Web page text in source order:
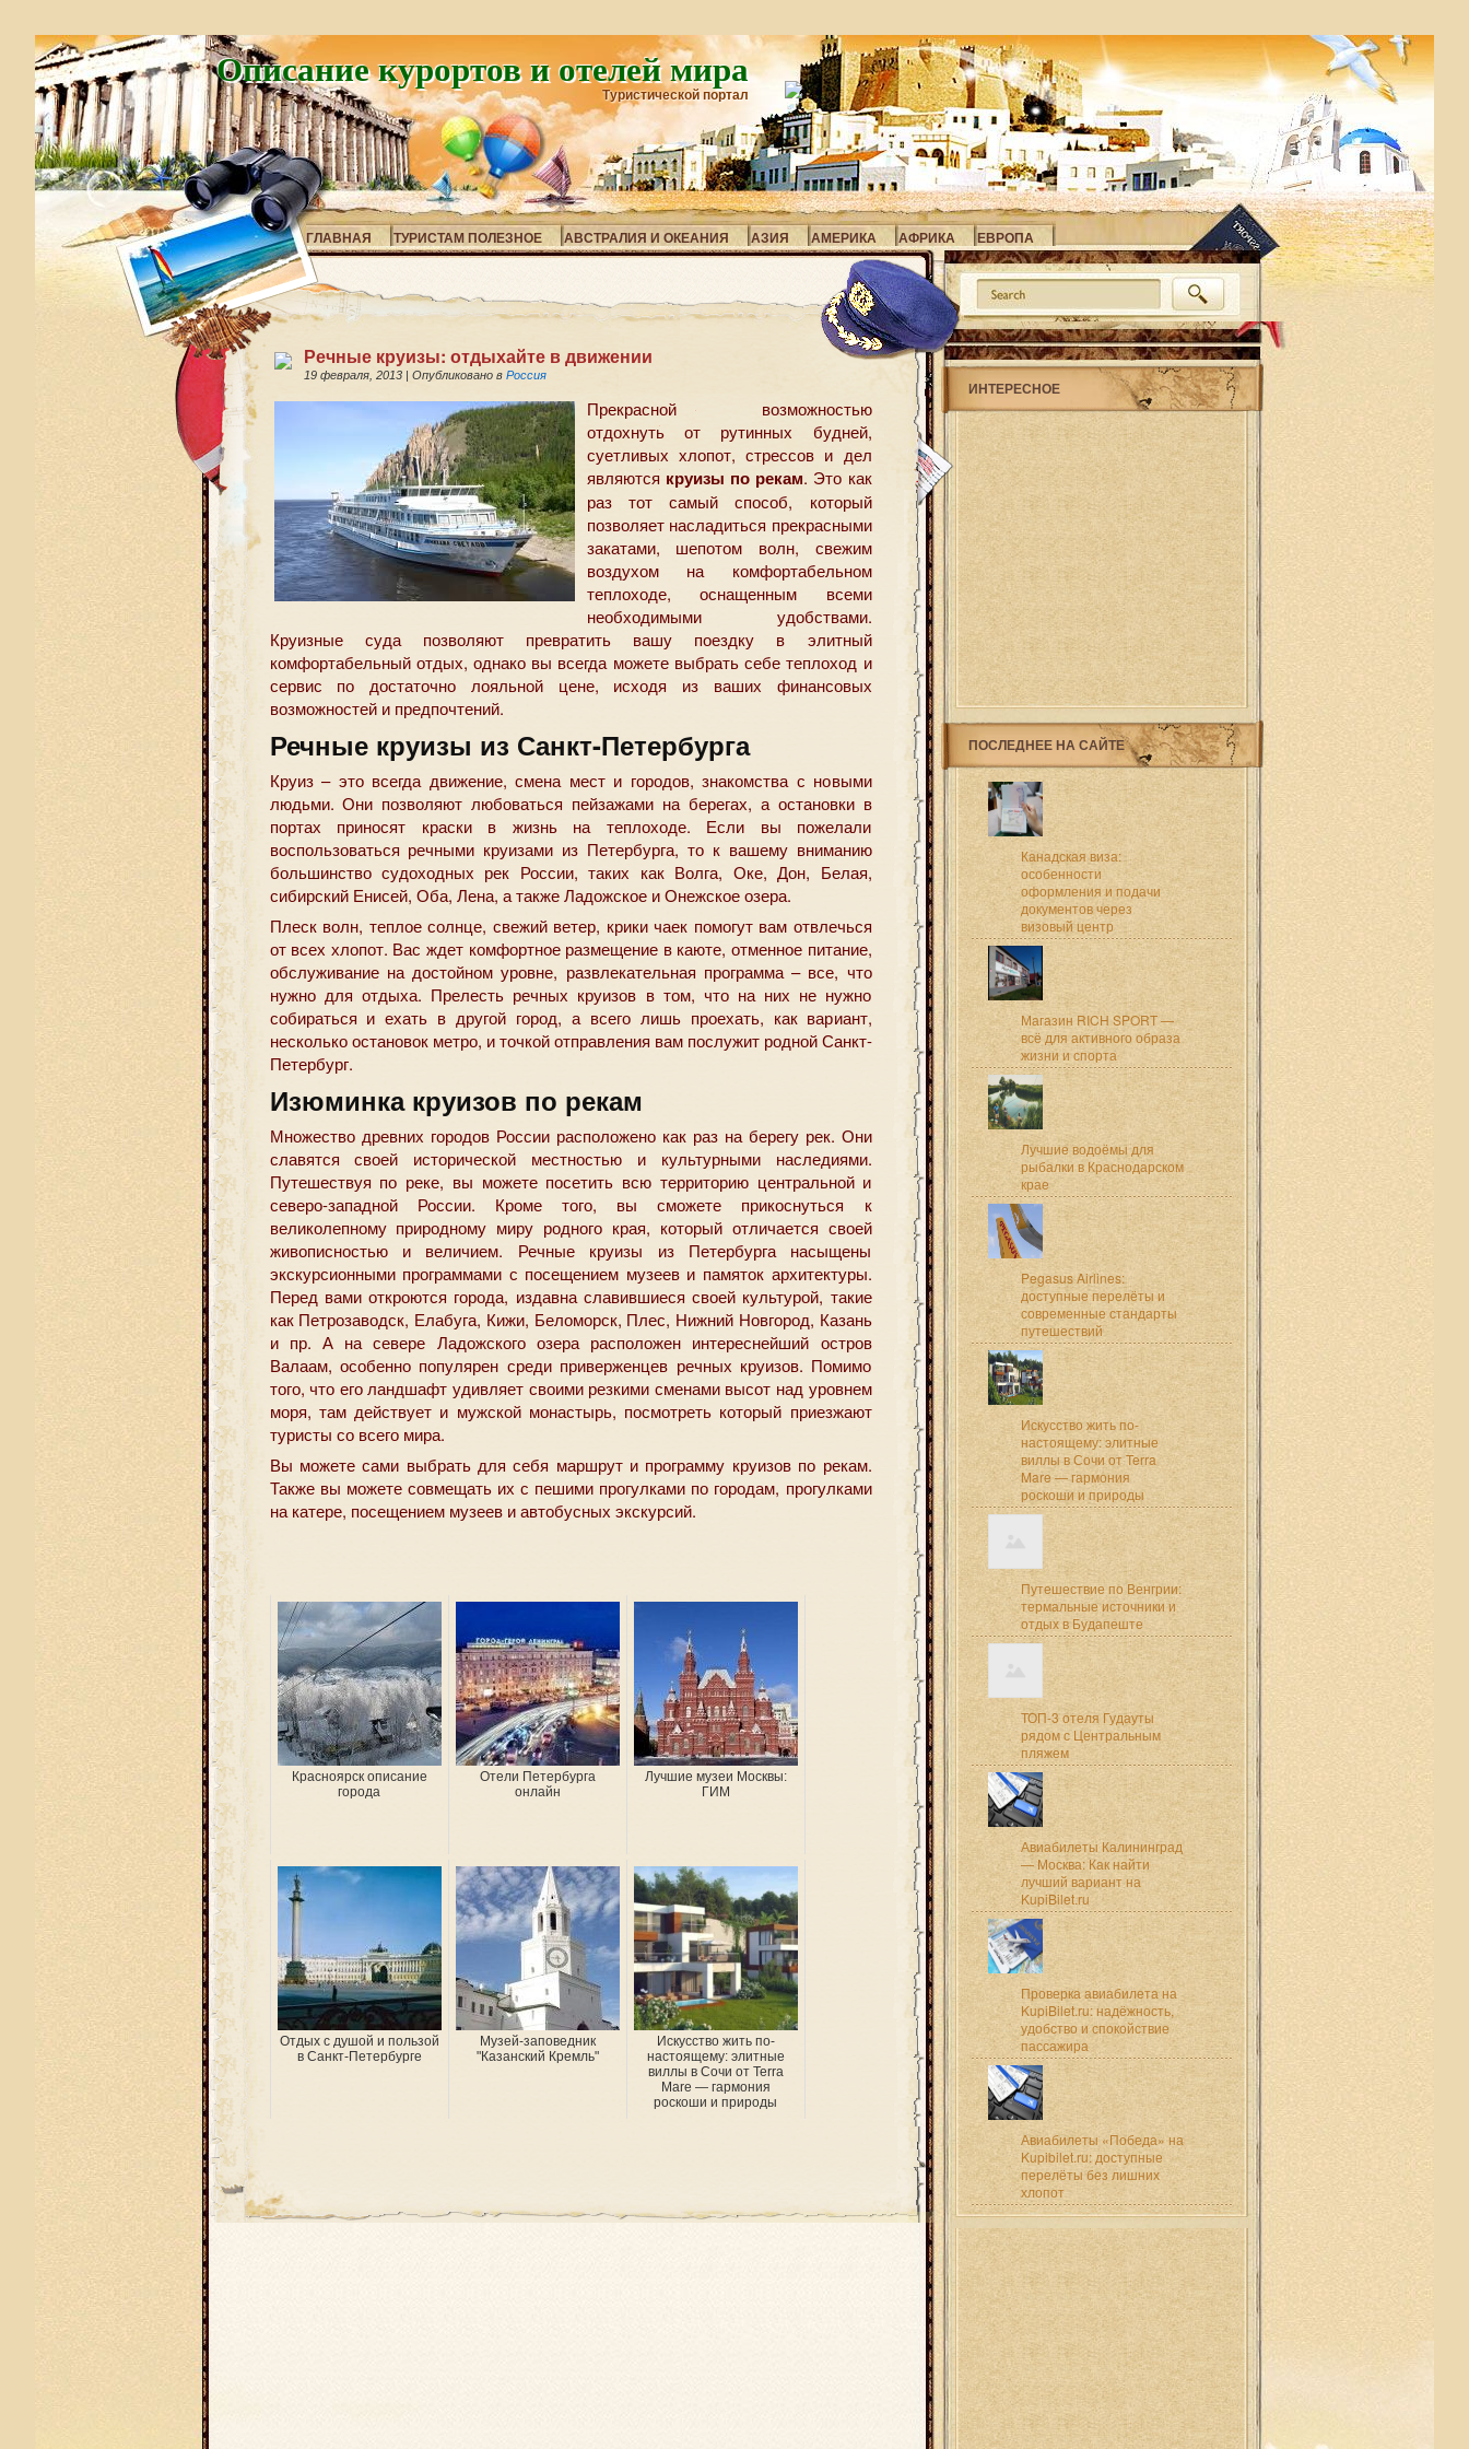
Описание курортов и отелей мира
Туристической портал
ГЛАВНАЯ ТУРИСТАМ ПОЛЕЗНОЕ АВСТРАЛИЯ И ОКЕАНИЯ АЗИЯ АМЕРИКА АФРИКА ЕВРОПА
Речные круизы: отдыхайте в движении
19 февраля, 2013 | Опубликовано в Россия
Прекрасной возможностью
отдохнуть от рутинных будней,
суетливых хлопот, стрессов и дел
являются круизы по рекам. Это как
раз тот самый способ, который
позволяет насладиться прекрасными
закатами, шепотом волн, свежим
воздухом на комфортабельном
теплоходе, оснащенным всеми
необходимыми удобствами.
Круизные суда позволяют превратить вашу поездку в элитный
комфортабельный отдых, однако вы всегда можете выбрать себе теплоход и
сервис по достаточно лояльной цене, исходя из ваших финансовых
возможностей и предпочтений.
Речные круизы из Санкт-Петербурга
Круиз – это всегда движение, смена мест и городов, знакомства с новыми
людьми. Они позволяют любоваться пейзажами на берегах, а остановки в
портах приносят краски в жизнь на теплоходе. Если вы пожелали
воспользоваться речными круизами из Петербурга, то к вашему вниманию
большинство судоходных рек России, таких как Волга, Оке, Дон, Белая,
сибирский Енисей, Оба, Лена, а также Ладожское и Онежское озера.
Плеск волн, теплое солнце, свежий ветер, крики чаек помогут вам отвлечься
от всех хлопот. Вас ждет комфортное размещение в каюте, отменное питание,
обслуживание на достойном уровне, развлекательная программа – все, что
нужно для отдыха. Прелесть речных круизов в том, что на них не нужно
собираться и ехать в другой город, а всего лишь проехать, как вариант,
несколько остановок метро, и точкой отправления вам послужит родной Санкт-
Петербург.
Изюминка круизов по рекам
Множество древних городов России расположено как раз на берегу рек. Они
славятся своей исторической местностью и культурными наследиями.
Путешествуя по реке, вы можете посетить всю территорию центральной и
северо-западной России. Кроме того, вы сможете прикоснуться к
великолепному природному миру родного края, который отличается своей
живописностью и величием. Речные круизы из Петербурга насыщены
экскурсионными программами с посещением музеев и памяток архитектуры.
Перед вами откроются города, издавна славившиеся своей культурой, такие
как Петрозаводск, Елабуга, Кижи, Беломорск, Плес, Нижний Новгород, Казань
и пр. А на севере Ладожского озера расположен интереснейший остров
Валаам, особенно популярен среди приверженцев речных круизов. Помимо
того, что его ландшафт удивляет своими резкими сменами высот над уровнем
моря, там действует и мужской монастырь, посмотреть который приезжают
туристы со всего мира.
Вы можете сами выбрать для себя маршрут и программу круизов по рекам.
Также вы можете совмещать их с пешими прогулками по городам, прогулками
на катере, посещением музеев и автобусных экскурсий.
Красноярск описание
города
Отели Петербурга
онлайн
Лучшие музеи Москвы:
ГИМ
Отдых с душой и пользой
в Санкт-Петербурге
Музей-заповедник
"Казанский Кремль"
Искусство жить по-
настоящему: элитные
виллы в Сочи от Terra
Mare — гармония
роскоши и природы
ИНТЕРЕСНОЕ
ПОСЛЕДНЕЕ НА САЙТЕ
Канадская виза:
особенности
оформления и подачи
документов через
визовый центр
Магазин RICH SPORT —
всё для активного образа
жизни и спорта
Лучшие водоёмы для
рыбалки в Краснодарском
крае
Pegasus Airlines:
доступные перелёты и
современные стандарты
путешествий
Искусство жить по-
настоящему: элитные
виллы в Сочи от Terra
Mare — гармония
роскоши и природы
Путешествие по Венгрии:
термальные источники и
отдых в Будапеште
ТОП-3 отеля Гудауты
рядом с Центральным
пляжем
Авиабилеты Калининград
— Москва: Как найти
лучший вариант на
KupiBilet.ru
Проверка авиабилета на
KupiBilet.ru: надёжность,
удобство и спокойствие
пассажира
Авиабилеты «Победа» на
Kupibilet.ru: доступные
перелёты без лишних
хлопот